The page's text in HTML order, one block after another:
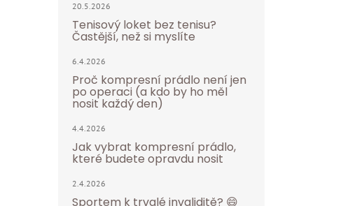
20.5.2026
Tenisový loket bez tenisu?
Častější, než si myslíte
6.4.2026
Proč kompresní prádlo není jen
po operaci (a kdo by ho měl
nosit každý den)
4.4.2026
Jak vybrat kompresní prádlo,
které budete opravdu nosit
2.4.2026
Sportem k trvalé invaliditě? 😄